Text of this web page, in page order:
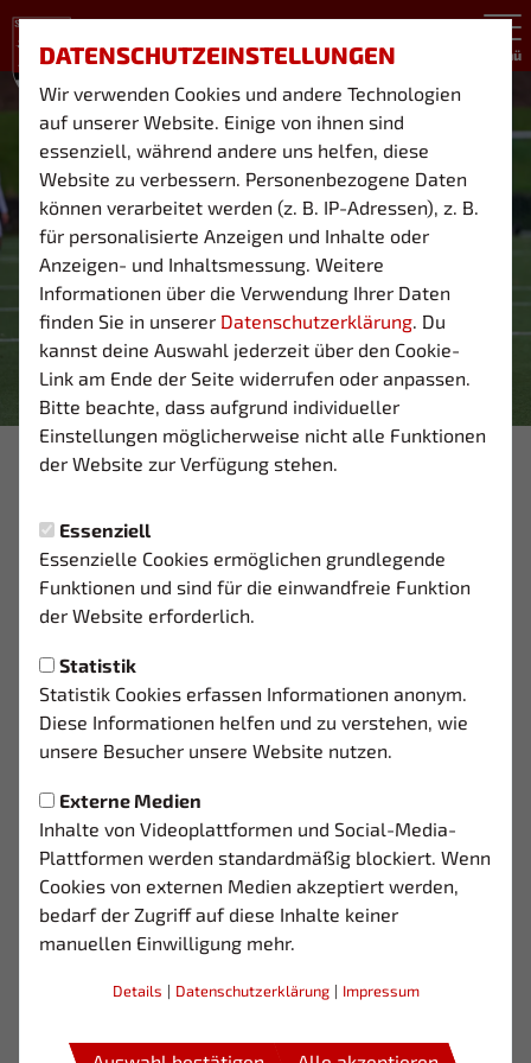
DATENSCHUTZEINSTELLUNGEN
Wir verwenden Cookies und andere Technologien
auf unserer Website. Einige von ihnen sind
essenziell, während andere uns helfen, diese
Website zu verbessern. Personenbezogene Daten
können verarbeitet werden (z. B. IP-Adressen), z. B.
für personalisierte Anzeigen und Inhalte oder
Anzeigen- und Inhaltsmessung. Weitere
Informationen über die Verwendung Ihrer Daten
finden Sie in unserer Datenschutzerklärung. Du
kannst deine Auswahl jederzeit über den Cookie-
Link am Ende der Seite widerrufen oder anpassen.
Bitte beachte, dass aufgrund individueller
Einstellungen möglicherweise nicht alle Funktionen
der Website zur Verfügung stehen.
Essenziell
Essenzielle Cookies ermöglichen grundlegende
Funktionen und sind für die einwandfreie Funktion
der Website erforderlich.
Statistik
Statistik Cookies erfassen Informationen anonym.
Diese Informationen helfen und zu verstehen, wie
unsere Besucher unsere Website nutzen.
Externe Medien
Inhalte von Videoplattformen und Social-Media-
Plattformen werden standardmäßig blockiert. Wenn
Cookies von externen Medien akzeptiert werden,
bedarf der Zugriff auf diese Inhalte keiner
manuellen Einwilligung mehr.
Details | Datenschutzerklärung | Impressum
Menü
Foto: © Frank Thomasini
Montag, 01.12.2025 17:14 Uhr
PFLICHTSIEG FÜR DIE U23
3 : 0 - HEIMERFOLG GEGEN SF BAUMBERG I
Die U23 hat am Wochenende einen wichtigen,
wenn auch glanzlosen, Pflichtsieg eingefahren.
Gegen die zweite Mannschaft der Sportfreunde
Baumberg setzte sich das Team souverän mit 3
: 0 durch und bestätigte damit seine
Favoritenrolle.
Trotz eines über weite Strecken kontrollierten Spiels tat